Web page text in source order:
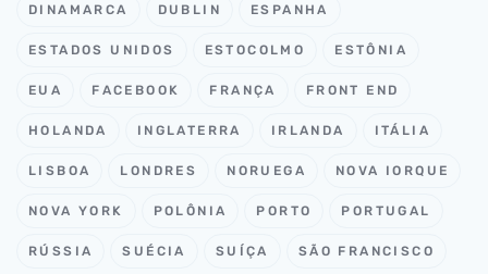
DINAMARCA DUBLIN ESPANHA
ESTADOS UNIDOS ESTOCOLMO ESTÔNIA
EUA FACEBOOK FRANÇA FRONT END
HOLANDA INGLATERRA IRLANDA ITÁLIA
LISBOA LONDRES NORUEGA NOVA IORQUE
NOVA YORK POLÔNIA PORTO PORTUGAL
RÚSSIA SUÉCIA SUÍÇA SÃO FRANCISCO